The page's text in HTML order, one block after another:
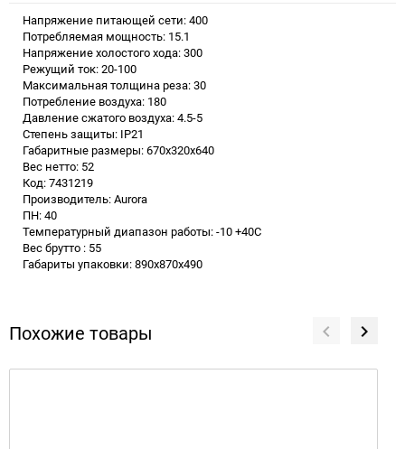
Напряжение питающей сети: 400
Потребляемая мощность: 15.1
Напряжение холостого хода: 300
Режущий ток: 20-100
Максимальная толщина реза: 30
Потребление воздуха: 180
Давление сжатого воздуха: 4.5-5
Степень защиты: IP21
Габаритные размеры: 670x320x640
Вес нетто: 52
Код: 7431219
Производитель: Aurora
ПН: 40
Температурный диапазон работы: -10 +40С
Вес брутто : 55
Габариты упаковки: 890х870х490
Похожие товары